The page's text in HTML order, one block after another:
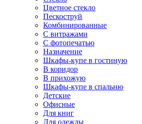
Цветное стекло
Пескоструй
Комбинированные
С витражами
С фотопечатью
Назначение
Шкафы-купе в гостиную
В коридор
В прихожую
Шкафы-купе в спальню
Детские
Офисные
Для книг
Для одежды